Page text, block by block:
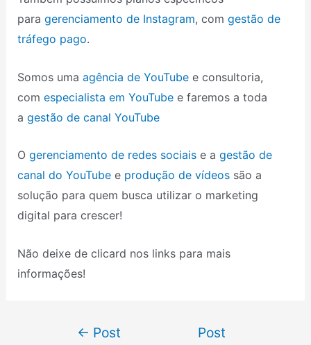
para gerenciamento de Instagram, com gestão de
tráfego pago.
Somos uma agência de YouTubee consultoria,
com especialista em YouTubee faremos a toda
a gestão de canal YouTube
O gerenciamento de redes sociaise a gestão de
canal do YouTubee produção de vídeossão a
solução para quem busca utilizar o marketing
digital para crescer!
Não deixe de clicard nos links para mais
informações!
← Post
Post